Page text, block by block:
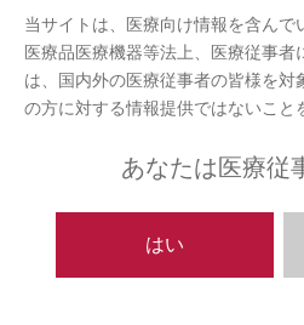
当サイトは、医療向け情報を含ん
医療品医療機器等法上、医療従事
は、国内外の医療従事者の皆様を
の方に対する情報提供ではないこと
あなたは医療従
はい
･訂正･削除・利用停止の手続を定めさ
＊：必須/Required